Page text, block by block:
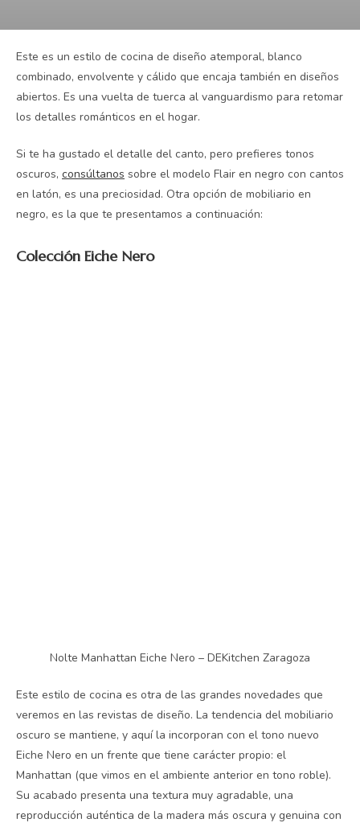
Este es un estilo de cocina de diseño atemporal, blanco
combinado, envolvente y cálido que encaja también en diseños
abiertos. Es una vuelta de tuerca al vanguardismo para retomar
los detalles románticos en el hogar.
Si te ha gustado el detalle del canto, pero prefieres tonos
oscuros, consúltanos sobre el modelo Flair en negro con cantos
en latón, es una preciosidad. Otra opción de mobiliario en
negro, es la que te presentamos a continuación:
Colección Eiche Nero
Nolte Manhattan Eiche Nero – DEKitchen Zaragoza
Este estilo de cocina es otra de las grandes novedades que
veremos en las revistas de diseño. La tendencia del mobiliario
oscuro se mantiene, y aquí la incorporan con el tono nuevo
Eiche Nero en un frente que tiene carácter propio: el
Manhattan (que vimos en el ambiente anterior en tono roble).
Su acabado presenta una textura muy agradable, una
reproducción auténtica de la madera más oscura y genuina con